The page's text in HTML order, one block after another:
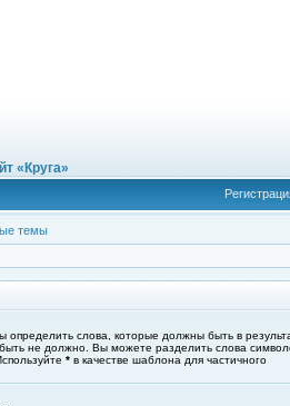
«Круга»
темы
определить слова, которые должны быть в
быть не должно. Вы можете разделить слова
* в качестве шаблона для частичного